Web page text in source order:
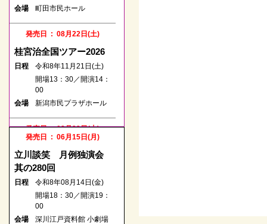
会場
町田市民ホール
発売日 : 08月22日(土)
桂宮治全国ツアー2026
日程
令和8年11月21日(土)
開場13：30／開演14：
00
会場
新潟市民プラザホール
発売日 : 08月22日(土)
まわるぜ2026
日程
令和8年10月04日(日)
開場14：00／開演14：
30
浦添市てだこホール
発売日 : 06月15日(月)
立川談笑 月例独演会
其の280回
日程
令和8年08月14日(金)
開場18：30／開演19：
00
会場
深川江戸資料館 小劇場